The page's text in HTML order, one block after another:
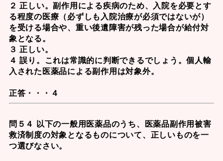
２ 正しい。副作用による疾病のため、入院を必要とす
る程度の医療（必ずしも入院治療が必須ではないが）
を受ける場合や、重い後遺障害が残った場合が給付対
象となる。
３ 正しい。
４ 誤り。これは常識的に判断できるでしょう。個人輸
入された医薬品による副作用は対象外。
正答・・・４
問５４ 以下の一般用医薬品のうち、医薬品副作用被害
救済制度の対象となるものについて、正しいものを一
つ選びなさい。